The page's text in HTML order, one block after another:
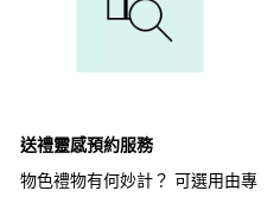
送禮靈感預約服務
物色禮物有何妙計？ 可選用由專